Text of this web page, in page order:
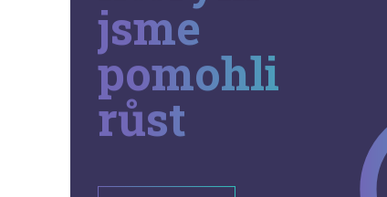
jsme
pomohli
růst